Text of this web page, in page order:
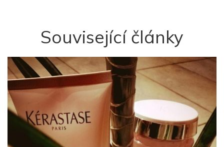
Související články